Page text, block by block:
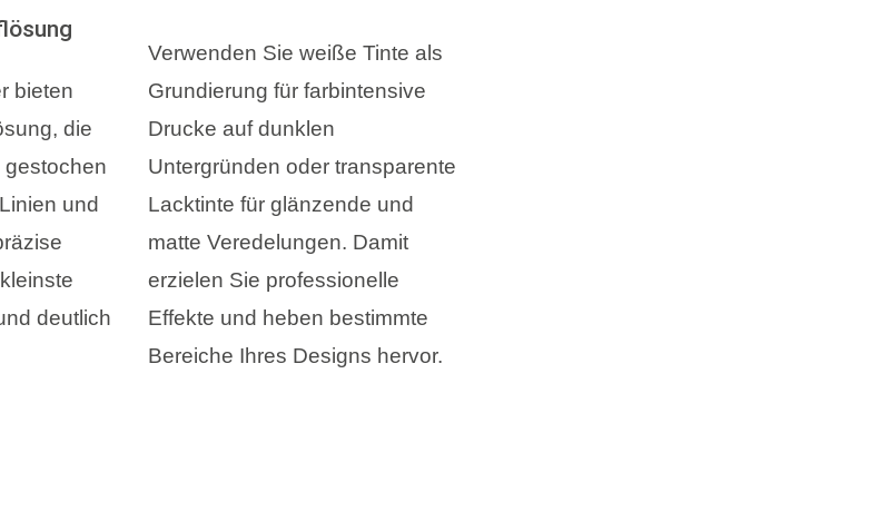
bieten
die
gestochen
und
deutlich
Verwenden Sie weiße Tinte als
Grundierung für farbintensive
Drucke auf dunklen
Untergründen oder transparente
Lacktinte für glänzende und
matte Veredelungen. Damit
erzielen Sie professionelle
Effekte und heben bestimmte
Bereiche Ihres Designs hervor.